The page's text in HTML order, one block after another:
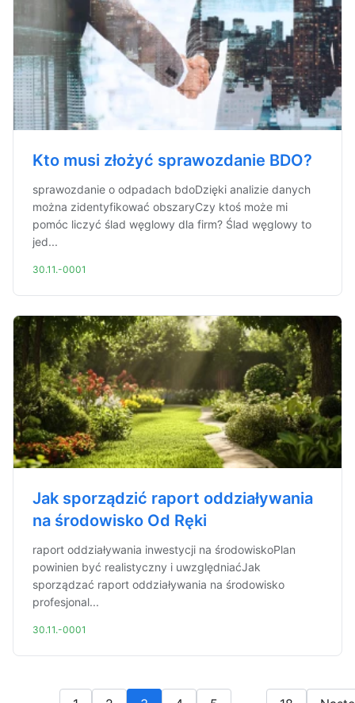
Kto musi złożyć sprawozdanie BDO?
sprawozdanie o odpadach bdoDzięki analizie danych
można zidentyfikować obszaryCzy ktoś może mi
pomóc liczyć ślad węglowy dla firm? Ślad węglowy to
jed...
30.11.-0001
Jak sporządzić raport oddziaływania
na środowisko Od Ręki
raport oddziaływania inwestycji na środowiskoPlan
powinien być realistyczny i uwzględniaćJak
sporządzać raport oddziaływania na środowisko
profesjonal...
30.11.-0001